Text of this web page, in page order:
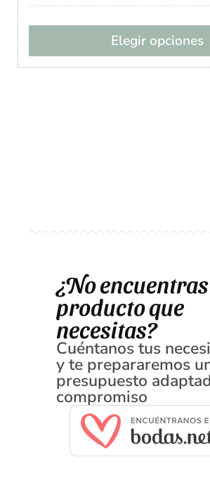
Elegir opciones
¿No
producto que
necesitas?
Cuéntanos tus
y te prepararemos
presupuesto
compromiso